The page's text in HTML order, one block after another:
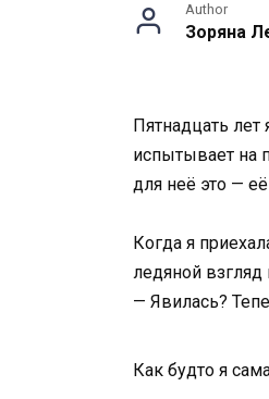
Author
Зоряна
Пятнадцать лет
испытывает на
для неё это —
Когда я
ледяной
— Явилась?
Как будто я